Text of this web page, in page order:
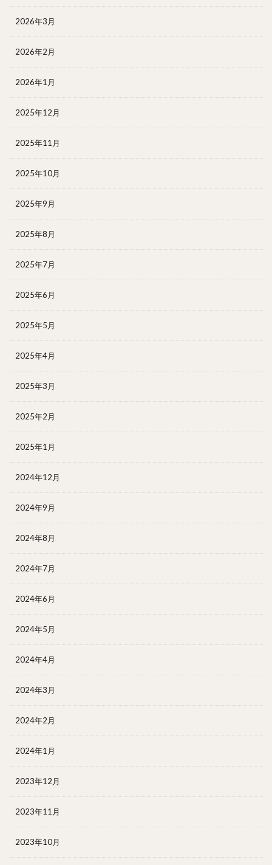
2026年3月
2026年2月
2026年1月
2025年12月
2025年11月
2025年10月
2025年9月
2025年8月
2025年7月
2025年6月
2025年5月
2025年4月
2025年3月
2025年2月
2025年1月
2024年12月
2024年9月
2024年8月
2024年7月
2024年6月
2024年5月
2024年4月
2024年3月
2024年2月
2024年1月
2023年12月
2023年11月
2023年10月